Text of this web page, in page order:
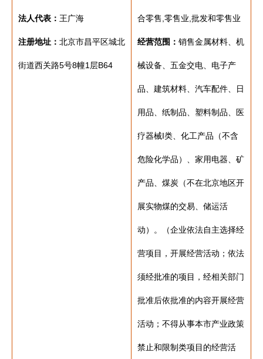
法人代表： 王广海
注册地址： 北京市昌平区城北
街道西关路5号8幢1层B64
合零售,零售业,批发和零售业
经营范围： 销售金属材料、机
械设备、五金交电、电子产
品、建筑材料、汽车配件、日
用品、纸制品、塑料制品、医
疗器械I类、化工产品（不含
危险化学品）、家用电器、矿
产品、煤炭（不在北京地区开
展实物煤的交易、储运活
动）。（企业依法自主选择经
营项目，开展经营活动；依法
须经批准的项目，经相关部门
批准后依批准的内容开展经营
活动；不得从事本市产业政策
禁止和限制类项目的经营活